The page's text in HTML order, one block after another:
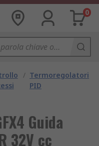
0
/ Termoregolatori
PID
Guida
32V cc